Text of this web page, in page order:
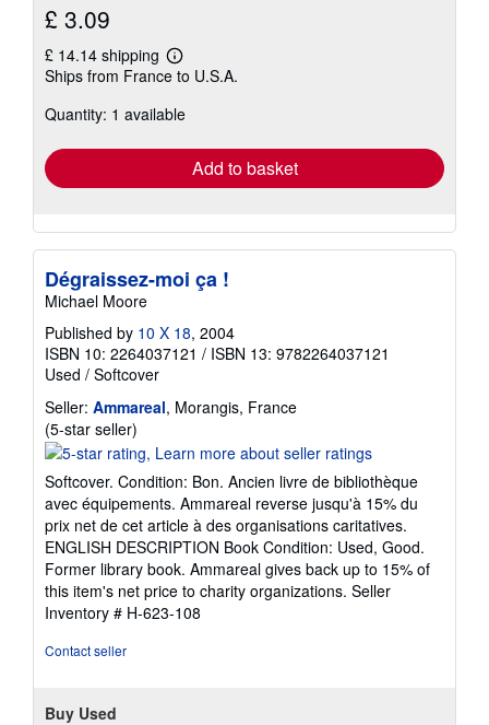
£ 3.09
£ 14.14 shipping
Learn
more
shipping
Ships from France to U.S.A.
Quantity: 1 available
Add to basket
Dégraissez-moi ça !
Michael Moore
Published by 10 X 18, 2004
ISBN 10: 2264037121 / ISBN 13: 9782264037121
Used / Softcover
Seller: Ammareal, Morangis, France
(5-star seller)
rating
out
of
5
stars
Softcover. Condition: Bon. Ancien livre de bibliothèque
avec équipements. Ammareal reverse jusqu'à 15% du
prix net de cet article à des organisations caritatives.
ENGLISH DESCRIPTION Book Condition: Used, Good.
Former library book. Ammareal gives back up to 15% of
this item's net price to charity organizations. Seller
Inventory # H-623-108
Contact seller
Buy Used